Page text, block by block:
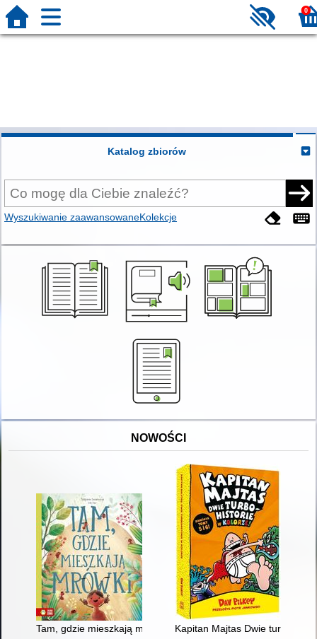
0
Katalog zbiorów
Wyszukiwanie zaawansowaneKolekcje
NOWOŚCI
Tam, gdzie mieszkają mrówki Kapitan Majtas Dwie turbo-